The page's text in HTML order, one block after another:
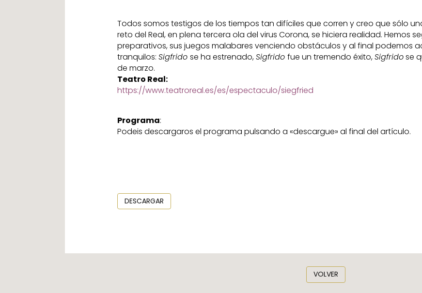
Todos somos testigos de los tiempos tan difíciles que corren y creo que sólo
reto del Real, en plena tercera ola del virus Corona, se hiciera realidad. Hemos
preparativos, sus juegos malabares venciendo obstáculos y al final podemos
tranquilos: Sigfrido se ha estrenado,Sigfrido fue un tremendo éxito,Sigfridose
de marzo.
Teatro Real:
https://www.teatroreal.es/es/espectaculo/siegfried
Programa:
Podeis descargaros el programa pulsando a «descargue» al final del artículo.
DESCARGAR
VOLVER